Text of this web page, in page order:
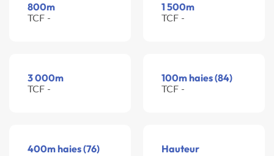
800m
TCF -
1 500m
TCF -
3 000m
TCF -
100m haies (84)
TCF -
400m haies (76) Hauteur